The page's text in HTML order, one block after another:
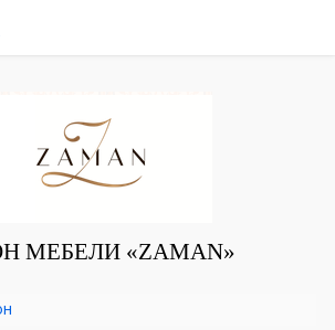
МЕБЕЛИ «ZAMAN»
10